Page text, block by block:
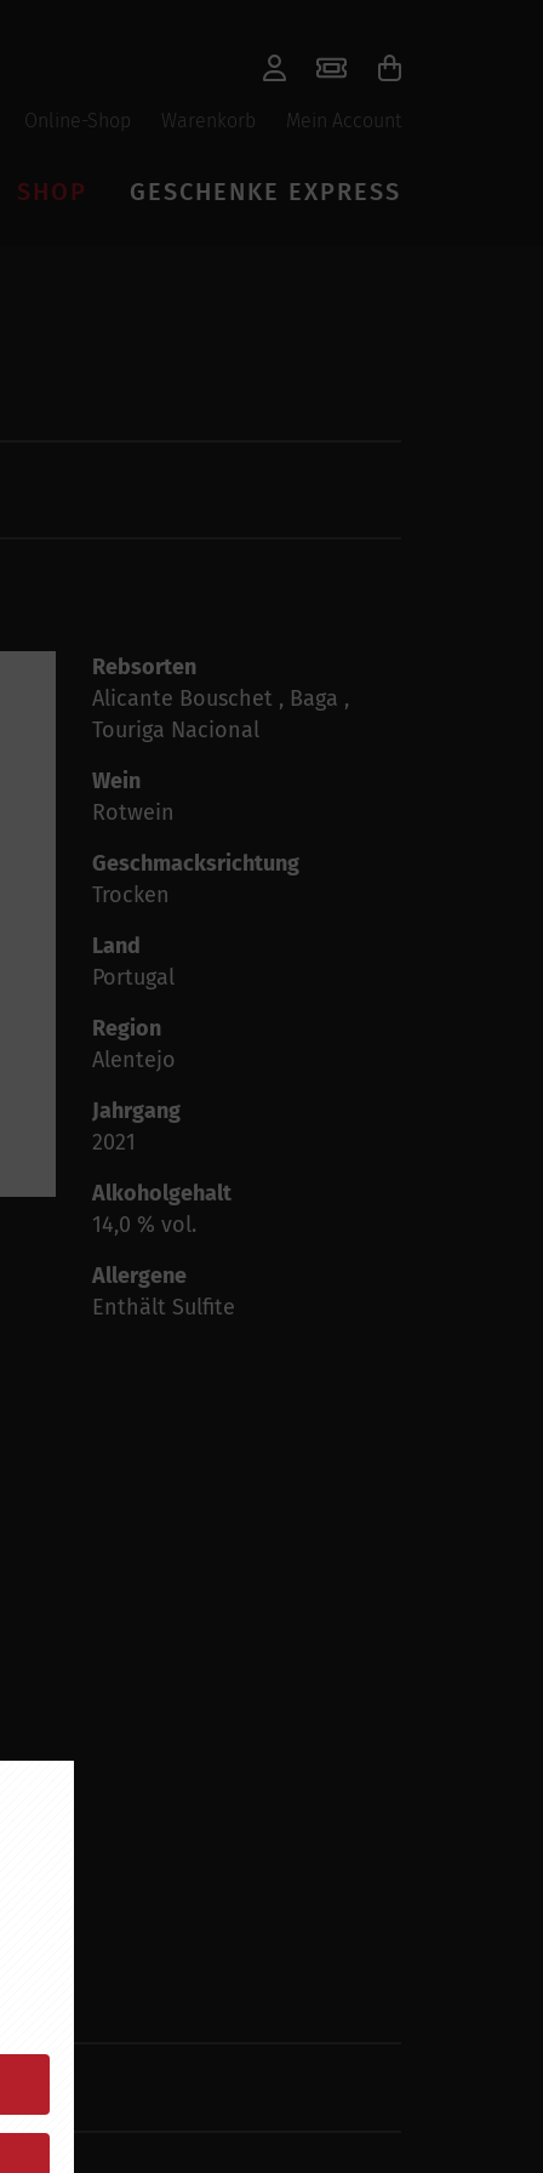
Online-Shop Warenkorb Mein Account
SHOP GESCHENKE EXPRESS
Rebsorten
Alicante Bouschet , Baga ,
Touriga Nacional
Wein
Rotwein
Geschmacksrichtung
Trocken
Land
Portugal
Region
Alentejo
Jahrgang
2021
Alkoholgehalt
14,0 % vol.
Allergene
Enthält Sulfite